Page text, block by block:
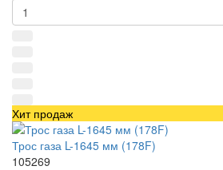
Хит продаж
Трос газа L-1645 мм (178F)
105269